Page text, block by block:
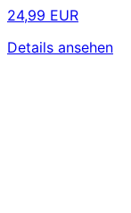
24,99 EUR
Details ansehen